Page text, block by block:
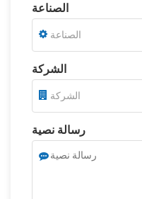
الصناعة
الشركة
رسالة نصية